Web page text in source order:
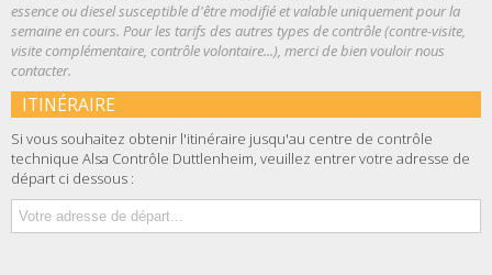
essence ou diesel susceptible d'être modifié et valable uniquement pour la
semaine en cours. Pour les tarifs des autres types de contrôle (contre-visite,
visite complémentaire, contrôle volontaire...), merci de bien vouloir nous
contacter.
ITINÉRAIRE
Si vous souhaitez obtenir l'itinéraire jusqu'au centre de contrôle
technique Alsa Contrôle Duttlenheim, veuillez entrer votre adresse de
départ ci dessous :